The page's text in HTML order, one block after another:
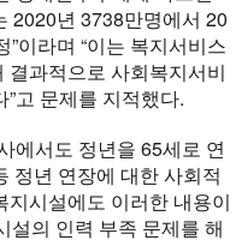
2020년 3738만명에서 20
이라며 “이는 복지서비스
과적으로 사회복지서비
고 문제를 지적했다.
에서도 정년을 65세로 연
정년 연장에 대한 사회적
시설에도 이러한 내용이
설의 인력 부족 문제를 해